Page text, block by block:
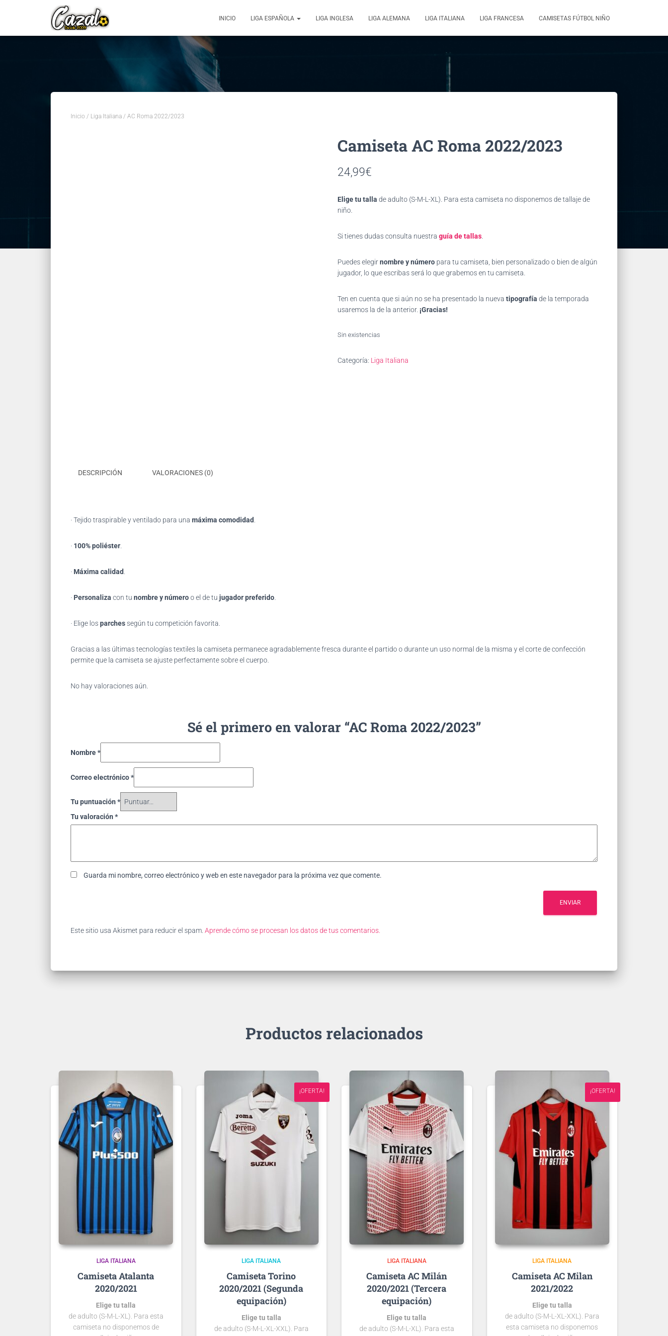
INICIO LIGA ESPAÑOLA LIGA INGLESA LIGA ALEMANA LIGA ITALIANA LIGA FRANCESA CAMISETAS FÚTBOL NIÑO
Inicio / Liga Italiana / AC Roma 2022/2023
AC Roma 2022/2023
24,99€
Elige tu talla de adulto (S-M-L-XL). Para esta camiseta no disponemos de tallaje de
niño.
Si tienes dudas consulta nuestra guía de tallas
Puedes elegirnombre y número para tu camiseta, bien personalizado o bien de algún
jugador, lo que escribas será lo que grabemos en tu camiseta.
Ten en cuenta que si aún no se ha presentado la nueva tipografía de la temporada
usaremos la de la anterior. ¡Gracias!
Sin existencias
Categoría: Liga Italiana
DESCRIPCIÓN VALORACIONES (0)
· Tejido traspirable y ventilado para una máxima comodidad.
· 100% poliéster.
· Máxima calidad.
· Personaliza con tu nombre y númeroo el de tu jugador preferido.
· Elige losparchessegún tu competición favorita.
Graciasa las últimas tecnologías textiles la camiseta permanece agradablemente fresca durante el partido o durante un uso normal de la misma y el corte de confección
permite que la camiseta se ajuste perfectamente sobre el cuerpo.
No hay valoraciones aún.
Sé el primero en valorar “AC Roma 2022/2023”
Nombre*
Correo electrónico*
Tu puntuación *
Tu valoración *
Guarda mi nombre, correo electrónico y web en este navegador para la próxima vez que comente.
Este sitio usa Akismet para reducir el spam. Aprende cómo se procesan los datos de tus comentarios.
Productos relacionados
LIGA ITALIANA
Atalanta
2020/2021
Elige tu talla
de adulto (S-M-L-XL). Para esta
camiseta no disponemos de
¡OFERTA!
LIGA ITALIANA
Torino
2020/2021 (Segunda
equipación)
Elige tu talla
de adulto (S-M-L-XL-XXL). Para
LIGA ITALIANA
AC Milán
2020/2021 (Tercera
equipación)
Elige tu talla
de adulto (S-M-L-XL). Para esta
¡OFERTA!
LIGA ITALIANA
AC Milan
2021/2022
Elige tu talla
de adulto (S-M-L-XL-XXL). Para
esta camiseta no disponemos